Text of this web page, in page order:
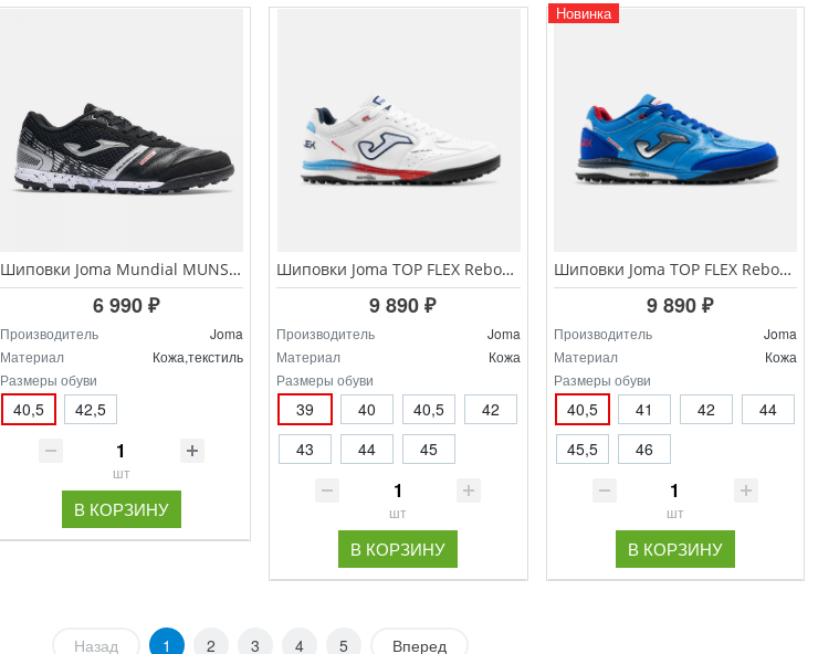
Шиповки Joma Mundial MUNS.2601.TF
6 990 ₽
Производитель
Joma
Материал
Кожа,текстиль
Размеры обуви
40,5 42,5
шт
В КОРЗИНУ
Шиповки Joma TOP FLEX Rebound TORS.2602.TF
9 890 ₽
Производитель
Joma
Материал
Кожа
Размеры обуви
39 40 40,5
42
43
44 45
шт
В КОРЗИНУ
Новинка
Шиповки Joma TOP FLEX Rebound TORS.2605.TF
9 890 ₽
Производитель
Joma
Материал
Кожа
Размеры обуви
40,5 41 42
44
45,5
46
шт
В КОРЗИНУ
Назад 1 2 3 4 5 Вперед